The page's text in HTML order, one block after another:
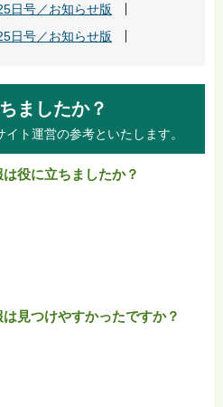
日号／お知らせ版
日号／お知らせ版
ましたか？
ト運営の参考といたします。
役に立ちましたか？
見つけやすかったですか？